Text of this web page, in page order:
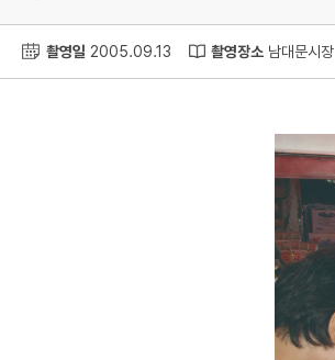
촬영일 2005.09.13 촬영장소 남대문시장